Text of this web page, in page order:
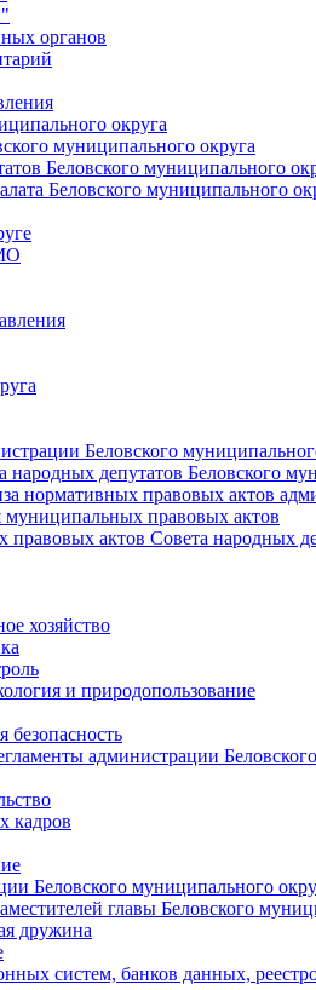
органов
округа
муниципального округа
Беловского муниципального
Беловского муниципального
Беловского
депутатов Беловского
нормативных правовых актов
правовых актов
актов Совета народных
хозяйство
и природопользование
безопасность
администрации
кадров
Беловского муниципального
главы Беловского
дружина
систем, банков данных,